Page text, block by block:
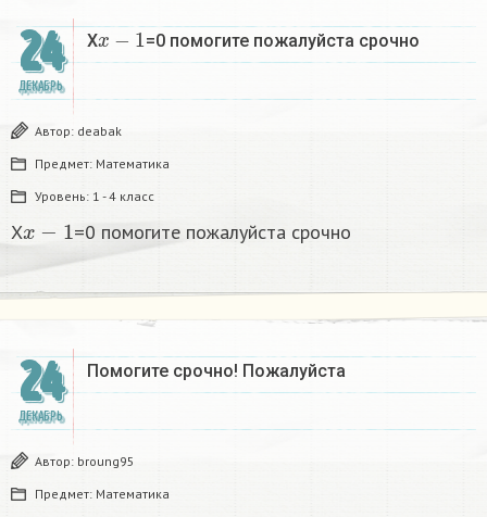
24
ДЕКАБРЬ
X
x−1
=0 помогите пожалуйста срочно
Автор: deabak
Предмет: Математика
Уровень: 1 - 4 класс
X =0 помогите пожалуйста срочно
24
ДЕКАБРЬ
Помогите срочно! Пожалуйста
Автор: broung95
Предмет: Математика